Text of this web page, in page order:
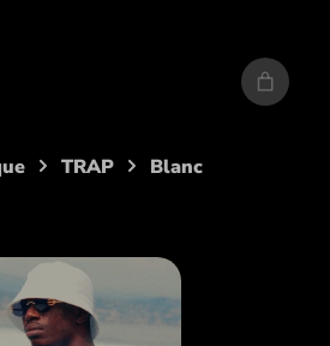
TRAP Blanc